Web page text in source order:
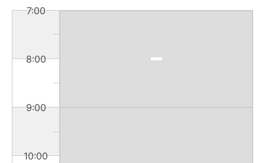
7:00
8:00
9:00
10:00